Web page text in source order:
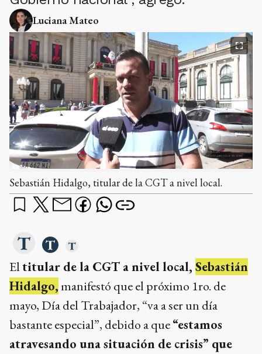
Luciana Mateo
Sebastián Hidalgo, titular de la CGT a nivel local.
Eltitular de la CGT a nivel local, Sebastián
Hidalgo,manifestó que el próximo 1ro. de
mayo, Día del Trabajador, “va a ser un día
bastante especial”, debido a que“estamos
atravesando una situación de crisis” que